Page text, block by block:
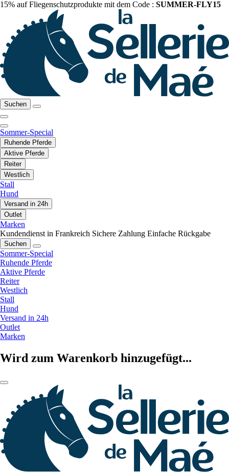
15% auf Fliegenschutzprodukte mit dem Code : SUMMER-FLY15
Suchen
Sommer-Special
Ruhende Pferde
Aktive Pferde
Reiter
Westlich
Stall
Hund
Versand in 24h
Outlet
Marken
Kundendienst in Frankreich Sichere Zahlung Einfache Rückgabe
Suchen
Sommer-Special
Ruhende Pferde
Aktive Pferde
Reiter
Westlich
Stall
Hund
Versand in 24h
Outlet
Marken
Wird zum Warenkorb hinzugefügt...